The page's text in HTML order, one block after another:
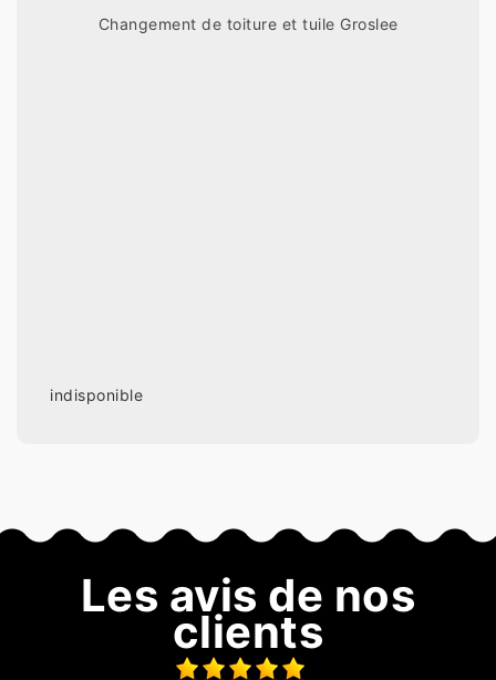
Changement de toiture et tuile Groslee
indisponible
Les avis de nos
clients